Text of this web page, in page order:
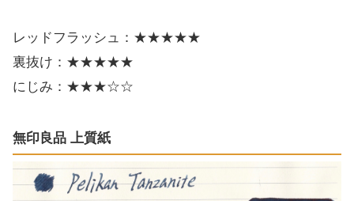
レッドフラッシュ：★★★★★
裏抜け：★★★★★
にじみ：★★★☆☆
無印良品 上質紙